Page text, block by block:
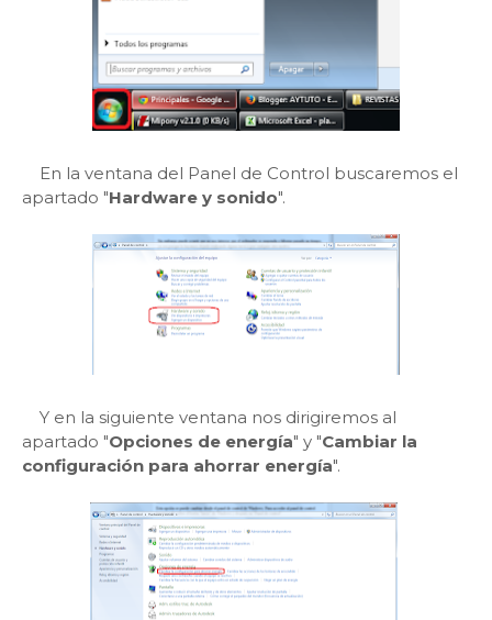
En la ventana del Panel de Control buscaremos el
apartado "Hardware y sonido".
Y en la siguiente ventana nos dirigiremos al
apartado "Opciones de energía" y "Cambiar la
configuración para ahorrar energía".